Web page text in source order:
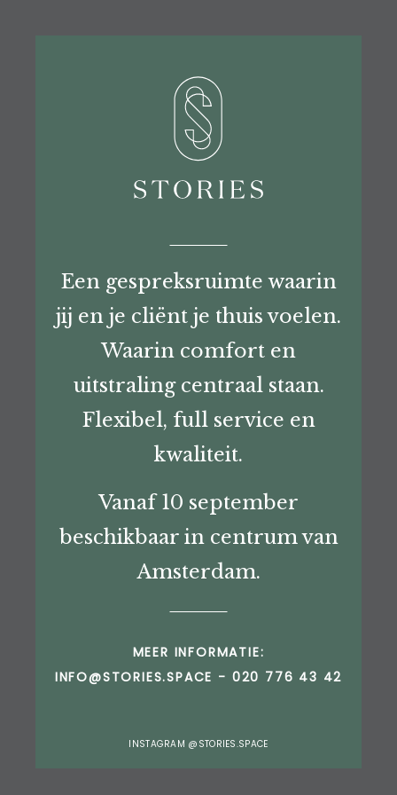
Een gespreksruimte waarin
jij en je cliënt je thuis voelen.
Waarin comfort en
uitstraling centraal staan.
Flexibel, full service en
kwaliteit.
Vanaf 10 september
beschikbaar in centrum van
Amsterdam.
MEER INFORMATIE:
INFO@STORIES.SPACE - 020 776 43 42
INSTAGRAM @STORIES.SPACE